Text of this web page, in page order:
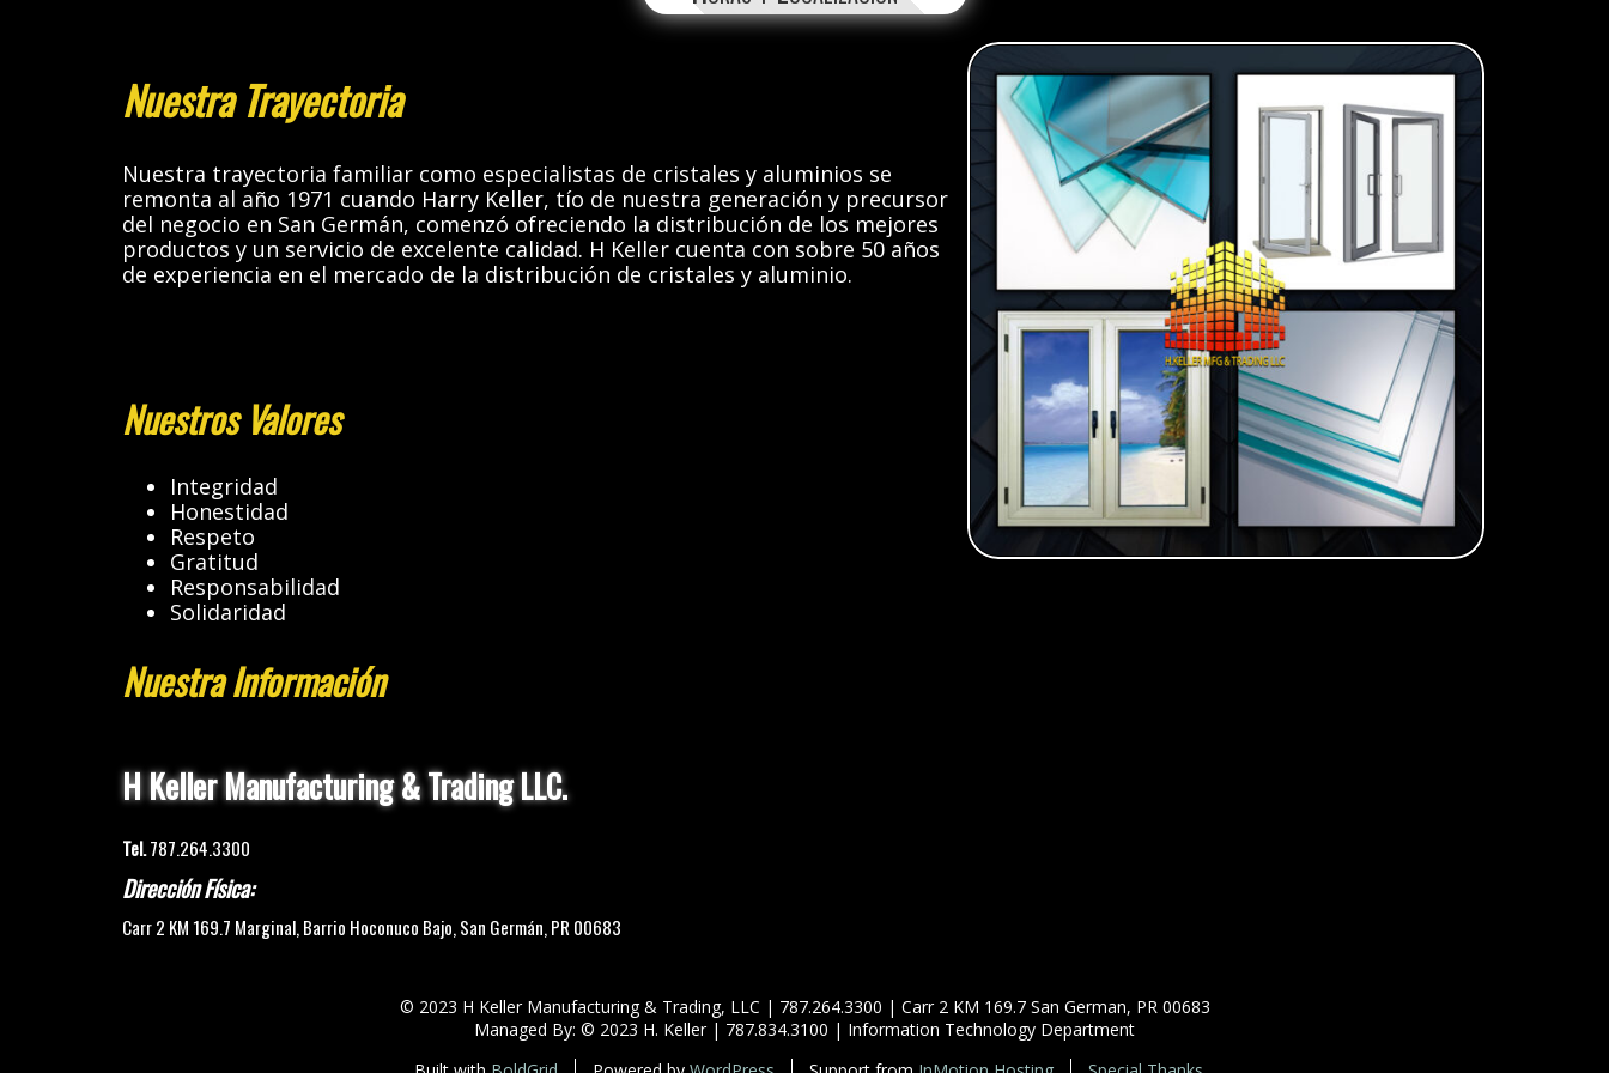
Nuestra Trayectoria
Nuestra trayectoria familiar como especialistas de cristales y aluminios se
remonta al año 1971 cuando Harry Keller, tío de nuestra generación y precursor
del negocio en San Germán, comenzó ofreciendo la distribución de los mejores
productos y un servicio de excelente calidad. H Keller cuenta con sobre 50 años
de experiencia en el mercado de la distribución de cristales y aluminio.
Nuestros Valores
Integridad
Honestidad
Respeto
Gratitud
Responsabilidad
Solidaridad
Nuestra Información
H Keller Manufacturing & Trading LLC.
Tel.787.264.3300
Dirección Física:
Carr 2 KM 169.7 Marginal, Barrio Hoconuco Bajo, San Germán, PR 00683
© 2023 H Keller Manufacturing & Trading, LLC | 787.264.3300 | Carr 2 KM 169.7 San German, PR 00683
Managed By: © 2023 H. Keller | 787.834.3100 | Information Technology Department